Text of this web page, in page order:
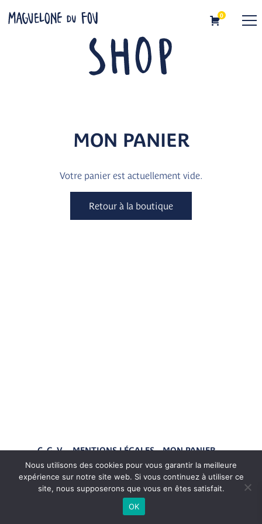
0
MON PANIER
Votre panier est actuellement vide.
Retour à la boutique
C. G. V. MENTIONS LÉGALES
MON PANIER
MON COMPTE
Me suivre sur Instagram
Maguelone du Fou © 2026 - Illustratrice - Développé par
Nous utilisons des cookies pour vous garantir la meilleure
expérience sur notre site web. Si vous continuez à utiliser ce
site, nous supposerons que vous en êtes satisfait.
OK